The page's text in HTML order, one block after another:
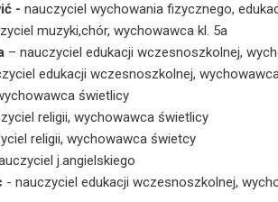
- nauczyciel wychowania fizycznego,
muzyki,chór, wychowawca kl. 5a
– nauczyciel edukacji wczesnoszkolnej,
edukacji wczesnoszkolnej,
świetlicy
religii, wychowawca świetlicy
religii, wychowawca świetcy
j.angielskiego
- nauczyciel edukacji wczesnoszkolnej,